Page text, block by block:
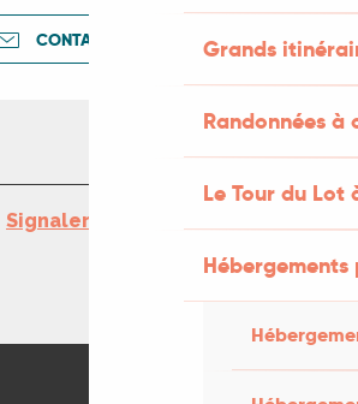
Grands
Randonnées
Le Tour du Lot
CONTACTEZ-NOUS
Signaler une erreur